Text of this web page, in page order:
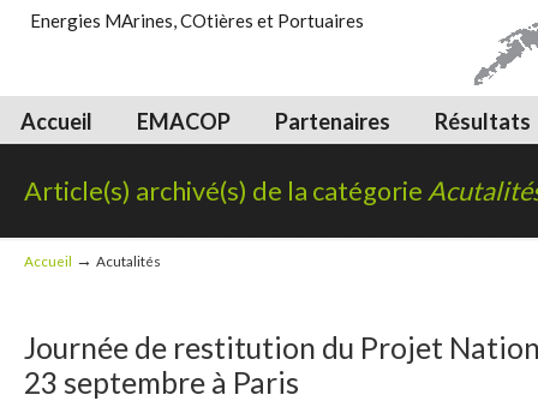
Energies MArines, COtières et Portuaires
Accueil EMACOP Partenaires Résultats
Article(s) archivé(s) de la catégorie
Accueil → Acutalités
Journée de restitution du Projet
23 septembre à Paris